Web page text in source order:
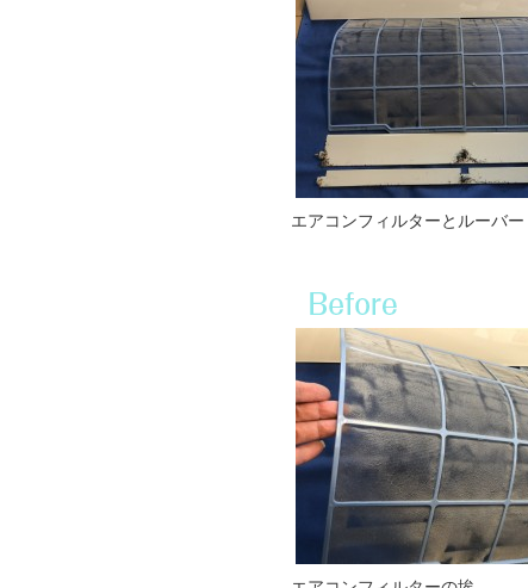
エアコンフィルターとルーバー